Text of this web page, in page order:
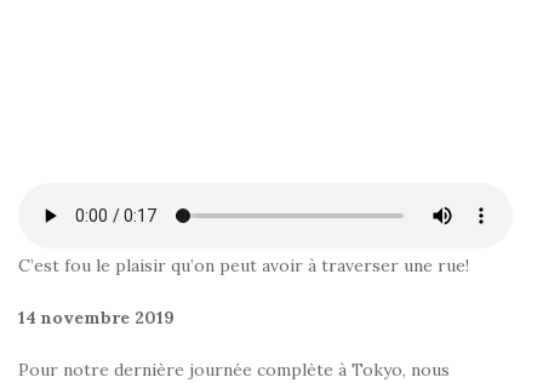
C’est fou le plaisir qu’on peut avoir à traverser une rue!
14 novembre 2019
Pour notre dernière journée complète à Tokyo, nous